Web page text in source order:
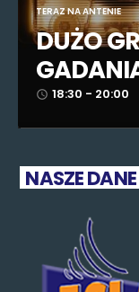
TERAZ NA ANTENIE
DUŻO
access_time 18:30 - 20:00
NASZE DANE